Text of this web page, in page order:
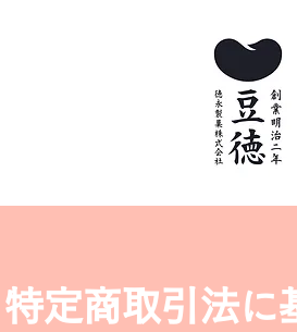
特定商取引法に